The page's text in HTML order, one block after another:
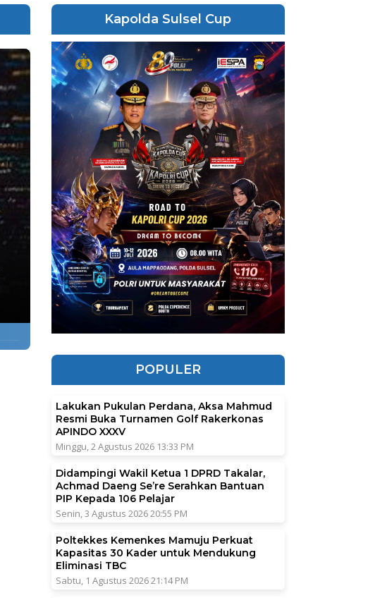
STEAM Olympiad 2026Kapolda Sulsel Cup
POPULER
Lakukan Pukulan Perdana, Aksa Mahmud
Resmi Buka Turnamen Golf Rakerkonas
APINDO XXXV
Minggu, 2 Agustus 2026 13:33 PM
Didampingi Wakil Ketua 1 DPRD Takalar,
Achmad Daeng Se’re Serahkan Bantuan
PIP Kepada 106 Pelajar
Senin, 3 Agustus 2026 20:55 PM
Poltekkes Kemenkes Mamuju Perkuat
Kapasitas 30 Kader untuk Mendukung
Eliminasi TBC
Sabtu, 1 Agustus 2026 21:14 PM